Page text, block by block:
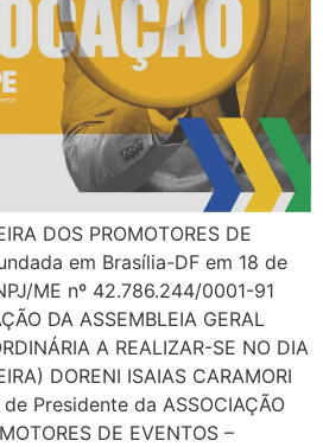
DOS PROMOTORES DE
em Brasília-DF em 18 de
ME nº 42.786.244/0001-91
DA ASSEMBLEIA GERAL
A REALIZAR-SE NO DIA
DORENI ISAIAS CARAMORI
Presidente da ASSOCIAÇÃO
DE EVENTOS –